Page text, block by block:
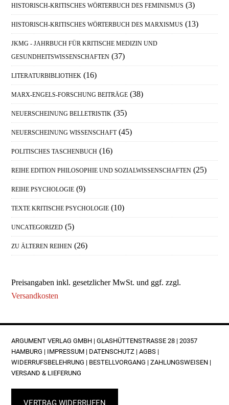
HISTORISCH-KRITISCHES WÖRTERBUCH DES FEMINISMUS (3)
HISTORISCH-KRITISCHES WÖRTERBUCH DES MARXISMUS (13)
JKMG - JAHRBUCH FÜR KRITISCHE MEDIZIN UND
GESUNDHEITSWISSENSCHAFTEN (37)
LITERATURBIBLIOTHEK (16)
MARX-ENGELS-FORSCHUNG BEITRÄGE (38)
NEUERSCHEINUNG BELLETRISTIK (35)
NEUERSCHEINUNG WISSENSCHAFT (45)
POLITISCHES TASCHENBUCH (16)
REIHE EDITION PHILOSOPHIE UND SOZIALWISSENSCHAFTEN (25)
REIHE PSYCHOLOGIE (9)
TEXTE KRITISCHE PSYCHOLOGIE (10)
UNCATEGORIZED (5)
ZU ÄLTEREN REIHEN (26)
Preisangaben inkl. gesetzlicher MwSt. und ggf. zzgl.
Versandkosten
FOOTER
ARGUMENT VERLAG GMBH | GLASHÜTTENSTRASSE 28 | 20357 H
AMBURG | IMPRESSUM | DATENSCHUTZ |AGBS |
WIDERRUFSBELEHRUNG | BESTELLVORGANG |ZAHLUNGSWEISEN |
VERSAND & LIEFERUNG
VERTRAG WIDERRUFEN